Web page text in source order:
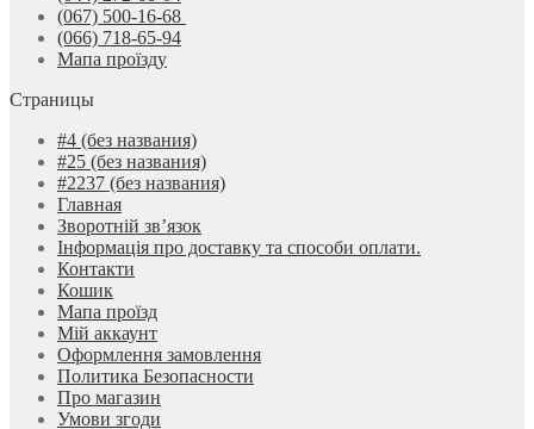
(067) 500-16-68
(066) 718-65-94
Мапа проїзду
Страницы
#4 (без названия)
#25 (без названия)
#2237 (без названия)
Главная
Зворотній зв’язок
Інформація про доставку та способи оплати.
Контакти
Кошик
Мапа проїзд
Мій аккаунт
Оформлення замовлення
Политика Безопасности
Про магазин
Умови згоди